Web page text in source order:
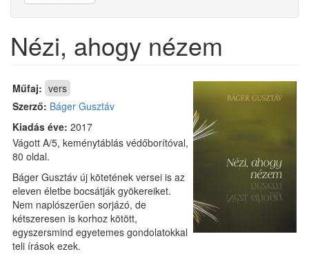
Nézi, ahogy nézem
Műfaj: vers
Szerző: Báger Gusztáv
Kiadás éve: 2017
Vágott A/5, keménytáblás védőborítóval,
80 oldal.
Báger Gusztáv új kötetének versei is az
eleven életbe bocsátják gyökereiket.
Nem naplószerűen sorjázó, de
kétszeresen is korhoz kötött,
egyszersmind egyetemes gondolatokkal
teli írások ezek.